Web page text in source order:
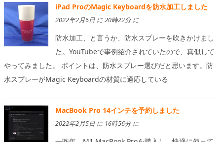
iPad ProのMagic Keyboardを防水加工しました
2022年2月6日 に 20時22分 に
防水加工、と言うか、防水スプレーを吹きかけまし
た。YouTubeで事例紹介されていたので、真似して
やってみました。 ポイントは、防水スプレー選びだと思います。防
水スプレーがMagic Keyboardの材質に適応している
MacBook Pro 14インチを予約しました
2022年2月5日 に 16時56分 に